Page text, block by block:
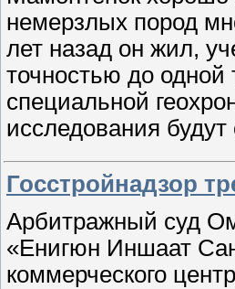
немерзлых пород
лет назад он жил,
точностью до одной
специальной
исследования
Госстройнадзор
Арбитражный суд
«Енигюн Иншаат
коммерческого